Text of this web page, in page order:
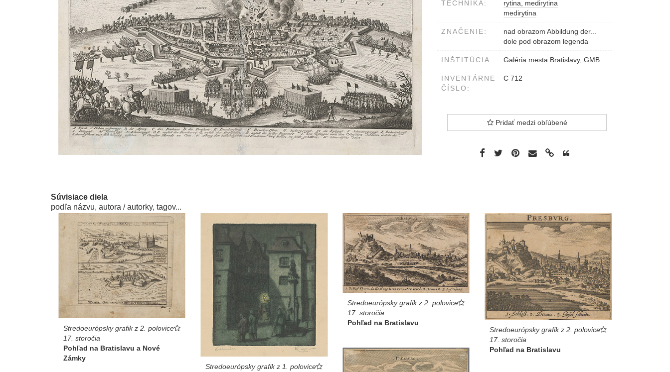
TECHNIKA:
rytina, medirytina
medirytina
ZNAČENIE:
nad obrazom Abbildung der...
dole pod obrazom legenda
INŠTITÚCIA: Galéria mesta Bratislavy, GMB
INVENTÁRNE
ČÍSLO:
C 712
Pridať medzi obľúbené
Súvisiace diela
podľa názvu, autora / autorky, tagov...
Stredoeurópsky grafik z 2. polovice
17. storočia
Pohľad na Bratislavu a Nové
Zámky
Stredoeurópsky grafik z 1. polovice
Stredoeurópsky grafik z 2. polovice
17. storočia
Pohľad na Bratislavu
Stredoeurópsky grafik z 2. polovice
17. storočia
Pohľad na Bratislavu